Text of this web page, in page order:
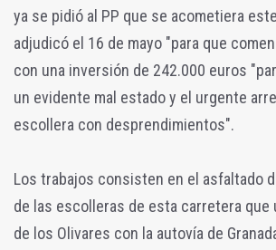
ya se pidió al PP que se acometiera
adjudicó el 16 de mayo "para que
con una inversión de 242.000 euros
un evidente mal estado y el urgente
escollera con desprendimientos".
Los trabajos consisten en el asfaltado
de las escolleras de esta carretera que
de los Olivares con la autovía de